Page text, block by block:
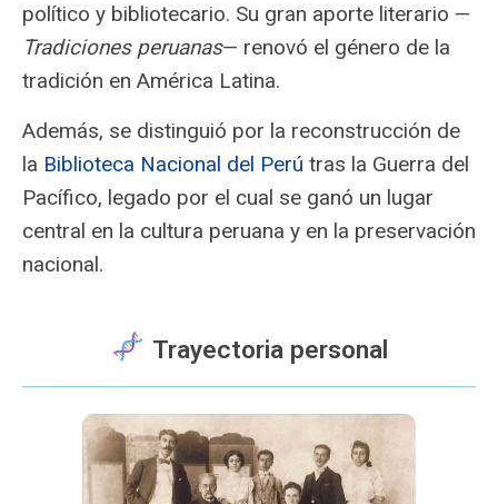
político y bibliotecario. Su gran aporte literario —
Tradiciones peruanas— renovó el género de la
tradición en América Latina.
Además, se distinguió por la reconstrucción de
la Biblioteca Nacional del Perú tras la Guerra del
Pacífico, legado por el cual se ganó un lugar
central en la cultura peruana y en la preservación
nacional.
Trayectoria personal